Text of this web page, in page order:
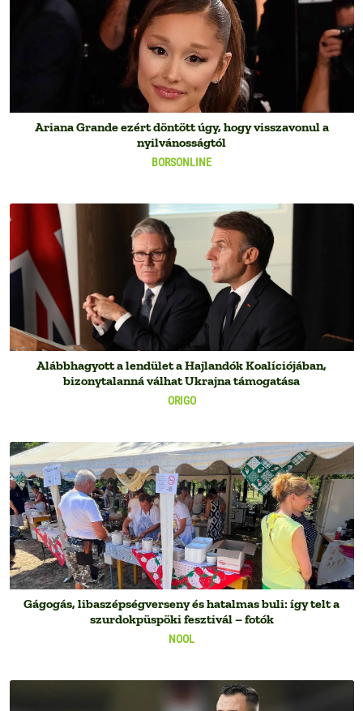
BORSONLINE
Ariana Grande ezért döntött úgy, hogy visszavonul a
nyilvánosságtól
ORIGO
Alábbhagyott a lendület a Hajlandók Koalíciójában,
bizonytalanná válhat Ukrajna támogatása
NOOL
Gágogás, libaszépségverseny és hatalmas buli: így telt a
szurdokpüspöki fesztivál – fotók